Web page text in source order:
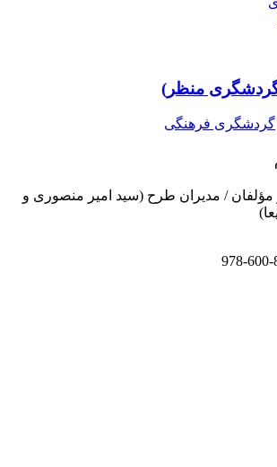
منظر)
گردشگری فرهنگی
مؤلفان / مدیران طرح (سید امیر منصوری و
978-600-